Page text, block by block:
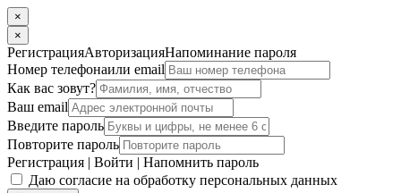
×
×
РегистрацияАвторизацияНапоминание пароля
Номер телефонаили email
Как вас зовут?
Ваш email
Введите пароль
Повторите пароль
Регистрация | Войти | Напомнить пароль
Даю согласие на обработку персональных данных